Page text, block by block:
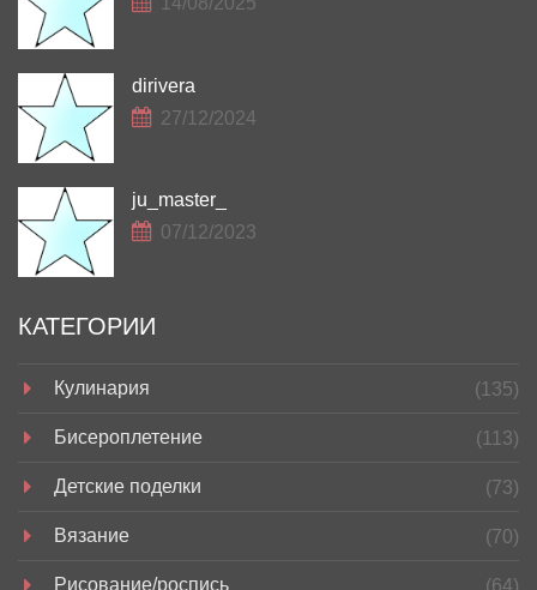
dirivera
27/12/2024
ju_master_
07/12/2023
КАТЕГОРИИ
Кулинария (135)
Бисероплетение (113)
Детские поделки (73)
Вязание (70)
Рисование/роспись (64)